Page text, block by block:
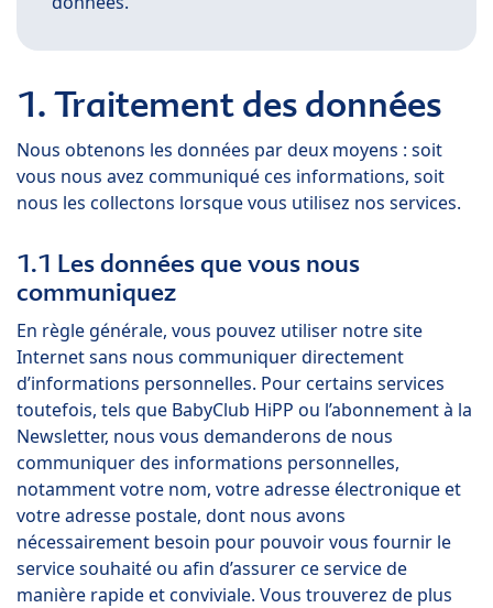
1. Traitement des données
Nous obtenons les données par deux moyens : soit
vous nous avez communiqué ces informations, soit
nous les collectons lorsque vous utilisez nos services.
1.1 Les données que vous nous
communiquez
En règle générale, vous pouvez utiliser notre site
Internet sans nous communiquer directement
d’informations personnelles. Pour certains services
toutefois, tels que BabyClub HiPP ou l’abonnement à la
Newsletter, nous vous demanderons de nous
communiquer des informations personnelles,
notamment votre nom, votre adresse électronique et
votre adresse postale, dont nous avons
nécessairement besoin pour pouvoir vous fournir le
service souhaité ou afin d’assurer ce service de
manière rapide et conviviale. Vous trouverez de plus